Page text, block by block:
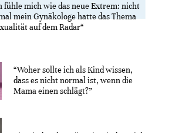
fühle mich wie das neue Extrem: nicht
mein Gynäkologe hatte das Thema
auf dem Radar“
“Woher sollte ich als Kind wissen,
dass es nicht normal ist, wenn die
Mama einen schlägt?”